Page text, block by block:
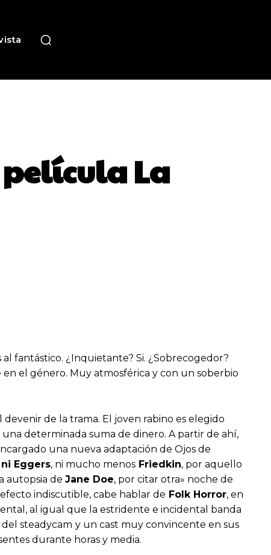
La
al fantástico. ¿Inquietante? Si. ¿Sobrecogedor?
el género. Muy atmosférica y con un soberbio
de la trama. El joven rabino es elegido
determinada suma de dinero. A partir de ahí,
una nueva adaptación de Ojos de
Eggers, ni mucho menos Friedkin, por aquello
autopsia de Jane Doe, por citar otra» noche de
indiscutible, cabe hablar de Folk Horror, en
al igual que la estridente e incidental banda
steadycam y un cast muy convincente en sus
durante horas y media.